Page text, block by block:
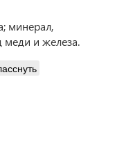
минерал,
и железа.